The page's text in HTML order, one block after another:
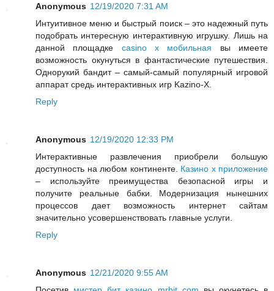
Anonymous 12/19/2020 7:31 AM
Интуитивное меню и быстрый поиск – это надежный путь
подобрать интересную интерактивную игрушку. Лишь на
данной площадке casino x мобильная вы имеете
возможность окунуться в фантастические путешествия.
Однорукий бандит – самый-самый популярный игровой
аппарат средь интерактивных игр Kazino-X.
Reply
Anonymous 12/19/2020 12:33 PM
Интерактивные развлечения приобрели большую
доступность на любом континенте. Казино х приложение
– используйте преимущества безопасной игры и
получите реальные бабки. Модернизация нынешних
процессов дает возможность интернет сайтам
значительно усовершенствовать главные услуги.
Reply
Anonymous 12/21/2020 9:55 AM